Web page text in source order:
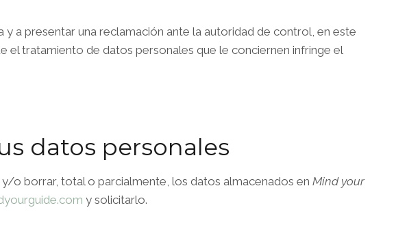
a presentar una reclamación ante la autoridad de control, en este
el tratamiento de datos personales que le conciernen infringe el
datos personales
o borrar, total o parcialmente, los datos almacenados en Mind your
y solicitarlo.